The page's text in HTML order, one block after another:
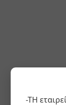
-ΤΗ